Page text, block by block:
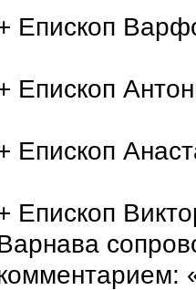
Епископ
Епископ
Епископ
Епископ